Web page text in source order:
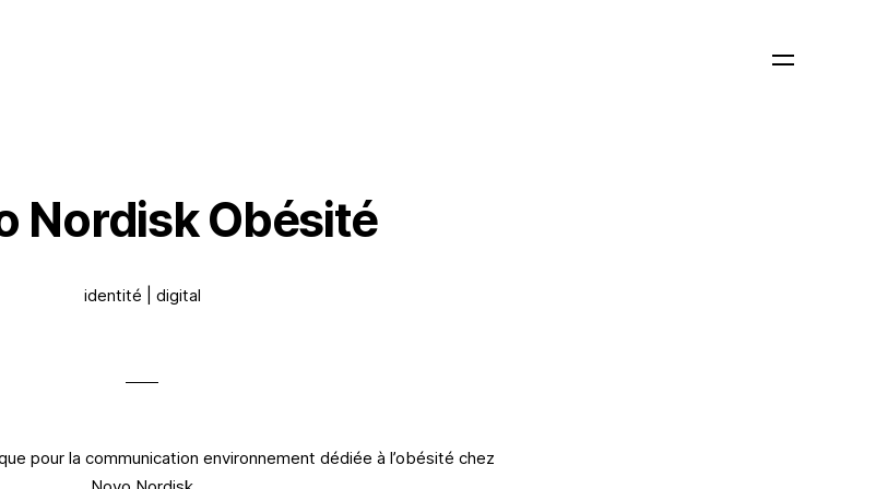
Nordisk Obésité
identité | digital
pour la communication environnement dédiée à l’obésité chez